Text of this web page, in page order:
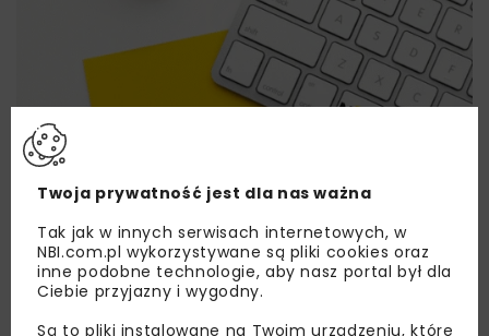
Lubisz wiedzieć więcej?
Zapisz się do newslettera aby otrzymywać od
nas najlepsze informacje branżowe,
zaproszenia na wydarzenia, atrakcyjne oferty i
Twoja prywatność jest dla nas ważna
Tak jak w innych serwisach internetowych, w
NBI.com.pl wykorzystywane są pliki cookies oraz
inne podobne technologie, aby nasz portal był dla
Ciebie przyjazny i wygodny.
Są to pliki instalowane na Twoim urządzeniu, które